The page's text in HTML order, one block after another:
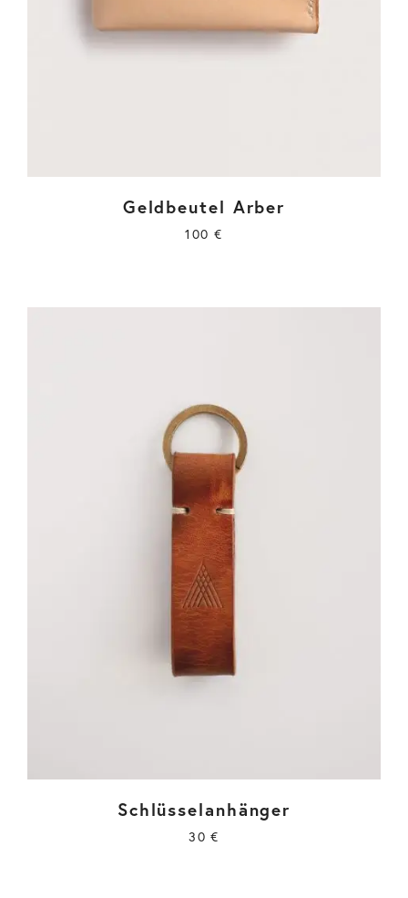
Geldbeutel Arber
100€
Schlüsselanhänger
30€